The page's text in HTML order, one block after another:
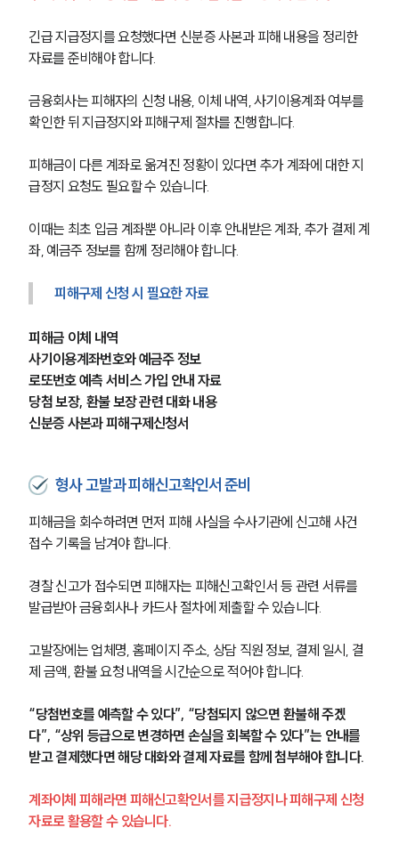
형사전문변호사
소식/자료
언론보도
법률 블로그
법률서식
세미나
대륜법률상담예약
긴급 지급정지를 요청했다면 신분증 사본과 피해 내용을 정리한
자료를 준비해야 합니다.
금융회사는 피해자의 신청 내용, 이체 내역, 사기이용계좌 여부를
확인한 뒤 지급정지와 피해구제 절차를 진행합니다.
피해금이 다른 계좌로 옮겨진 정황이 있다면 추가 계좌에 대한 지
급정지 요청도 필요할 수 있습니다.
이때는 최초 입금 계좌뿐 아니라 이후 안내받은 계좌, 추가 결제 계
좌, 예금주 정보를 함께 정리해야 합니다.
피해구제 신청 시 필요한 자료
피해금 이체 내역
사기이용계좌번호와 예금주 정보
로또번호 예측 서비스 가입 안내 자료
당첨 보장, 환불 보장 관련 대화 내용
신분증 사본과 피해구제신청서
형사 고발과 피해신고확인서 준비
피해금을 회수하려면 먼저 피해 사실을 수사기관에 신고해 사건
접수 기록을 남겨야 합니다.
경찰 신고가 접수되면 피해자는 피해신고확인서 등 관련 서류를
발급받아 금융회사나 카드사 절차에 제출할 수 있습니다.
고발장에는 업체명, 홈페이지 주소, 상담 직원 정보, 결제 일시, 결
제 금액, 환불 요청 내역을 시간순으로 적어야 합니다.
“당첨번호를 예측할 수 있다”, “당첨되지 않으면 환불해 주겠
다”, “상위 등급으로 변경하면 손실을 회복할 수 있다”는 안내를
받고 결제했다면 해당 대화와 결제 자료를 함께 첨부해야 합니다.
계좌이체 피해라면 피해신고확인서를 지급정지나 피해구제 신청
자료로 활용할 수 있습니다.